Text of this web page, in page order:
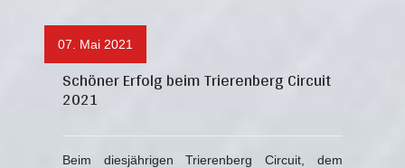
Schöner Erfolg beim Trierenberg Circuit
2021
07. Mai 2021
Beim diesjährigen Trierenberg Circuit, dem